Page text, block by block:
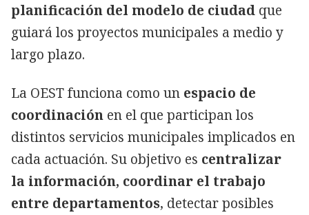
planificación del modelo de ciudad que
guiará los proyectos municipales a medio y
largo plazo.
La OEST funciona como un espacio de
coordinación en el que participan los
distintos servicios municipales implicados en
cada actuación. Su objetivo es centralizar
la información, coordinar el trabajo
entre departamentos, detectar posibles